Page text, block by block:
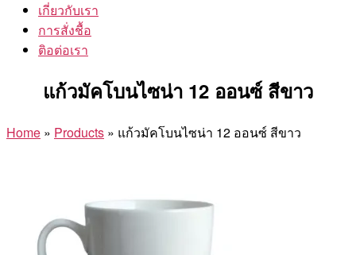
เกี่ยวกับเรา
การสั่งชื้อ
ติอต่อเรา
แก้วมัคโบนไซน่า 12 ออนซ์ สีขาว
Home » Products » แก้วมัคโบนไซน่า 12 ออนซ์ สีขาว